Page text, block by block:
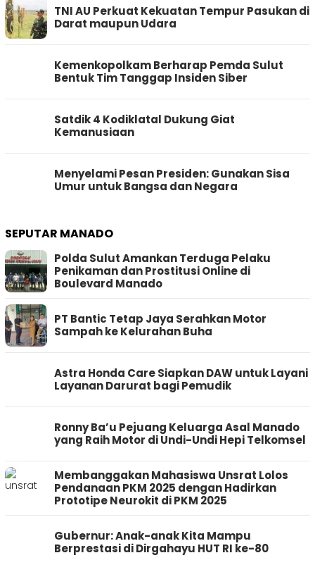
TNI AU Perkuat Kekuatan Tempur Pasukan di
Darat maupun Udara
Kemenkopolkam Berharap Pemda Sulut
Bentuk Tim Tanggap Insiden Siber
Satdik 4 Kodiklatal Dukung Giat
Kemanusiaan
Menyelami Pesan Presiden: Gunakan Sisa
Umur untuk Bangsa dan Negara
SEPUTAR MANADO
Polda Sulut Amankan Terduga Pelaku
Penikaman dan Prostitusi Online di
Boulevard Manado
PT Bantic Tetap Jaya Serahkan Motor
Sampah ke Kelurahan Buha
Astra Honda Care Siapkan DAW untuk Layani
Layanan Darurat bagi Pemudik
Ronny Ba’u Pejuang Keluarga Asal Manado
yang Raih Motor di Undi-Undi Hepi Telkomsel
Membanggakan Mahasiswa Unsrat Lolos
Pendanaan PKM 2025 dengan Hadirkan
Prototipe Neurokit di PKM 2025
Gubernur: Anak-anak Kita Mampu
Berprestasi di Dirgahayu HUT RI ke-80